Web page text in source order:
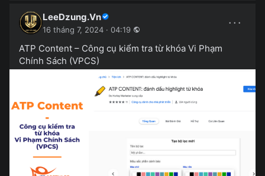
LeeDzung.Vn
16 tháng 7, 2024 · 04:19 ···
ATP Content – Công cụ kiểm tra từ khóa Vi Phạm
Chính Sách (VPCS)